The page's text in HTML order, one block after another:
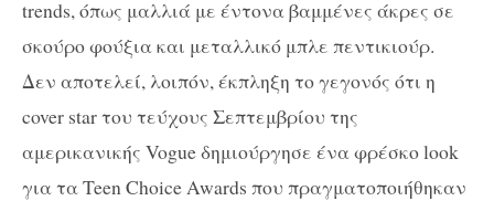
trends, όπως μαλλιά με έντονα βαμμένες άκρες σε
σκούρο φούξια και μεταλλικό μπλε πεντικιούρ.
Δεν αποτελεί, λοιπόν, έκπληξη το γεγονός ότι η
cover star του τεύχους Σεπτεμβρίου της
αμερικανικής Vogue δημιούργησε ένα φρέσκο look
για τα Teen Choice Awards που πραγματοποιήθηκαν